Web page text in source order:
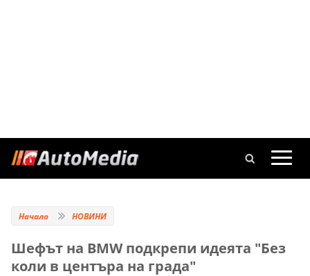
Начало НОВИНИ
Шефът на BMW подкрепи идеята "Без
коли в центъра на града"